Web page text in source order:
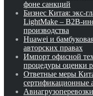
фоне санкций
Бизнес Китая: экс-
LightMake – B2B-
производства
Huawei и
авторских правах
Импорт офисной
процедуры оценки
Ответные меры
сертификационные